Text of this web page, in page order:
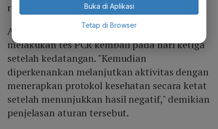
rujukan Covid-19.
Adapun, PPLN Bali, Batam, dan Bintan wajib
melakukan tes PCR kembali pada hari ketiga
setelah kedatangan. "Kemudian
diperkenankan melanjutkan aktivitas dengan
menerapkan protokol kesehatan secara ketat
setelah menunjukkan hasil negatif," demikian
penjelasan aturan tersebut.
Buka di Aplikasi
Tetap di Browser